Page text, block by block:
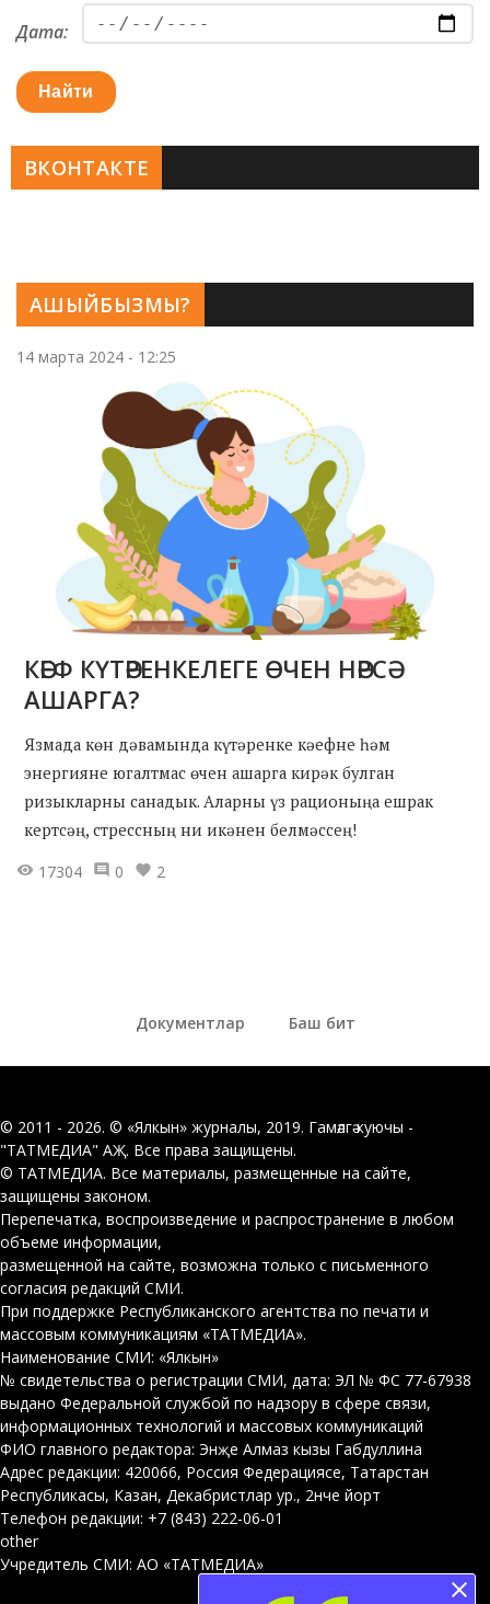
АШЫЙБЫЗМЫ?
14 марта 2024 - 12:25
КӘЕФ КҮТӘРЕНКЕЛЕГЕ ӨЧЕН НӘРСӘ
АШАРГА?
Язмада көн дәвамында күтәренке кәефне һәм
энергияне югалтмас өчен ашарга кирәк булган
ризыкларны санадык. Аларны үз рационыңа ешрак
кертсәң, стрессның ни икәнен белмәссең!
17304
0 2
Дата:
Найти
ВКОНТАКТЕ
Документлар Баш бит
© 2011 - 2026. © «Ялкын» журналы, 2019. Гамәлгә куючы -
"ТАТМЕДИА" АҖ. Все права защищены.
© ТАТМЕДИА. Все материалы, размещенные на сайте,
защищены законом.
Перепечатка, воспроизведение и распространение в любом
объеме информации,
размещенной на сайте, возможна только с письменного
согласия редакций СМИ.
При поддержке Республиканского агентства по печати и
массовым коммуникациям «ТАТМЕДИА».
Наименование СМИ: «Ялкын»
№ свидетельства о регистрации СМИ, дата: ЭЛ № ФС 77-67938
выдано Федеральной службой по надзору в сфере связи,
информационных технологий и массовых коммуникаций
ФИО главного редактора: Энҗе Алмаз кызы Габдуллина
Адрес редакции: 420066, Россия Федерациясе, Татарстан
Республикасы, Казан, Декабристлар ур., 2нче йорт
Телефон редакции: +7 (843) 222-06-01
other
Учредитель СМИ: АО «ТАТМЕДИА»